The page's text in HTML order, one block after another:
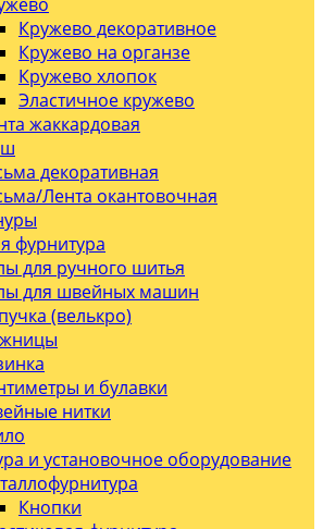
Кружево декоративное
Кружево на органзе
Кружево хлопок
Эластичное кружево
жаккардовая
декоративная
Лента окантовочная
фурнитура
для ручного шитья
для швейных машин
(велькро)
и булавки
нитки
и установочное оборудование
Кнопки